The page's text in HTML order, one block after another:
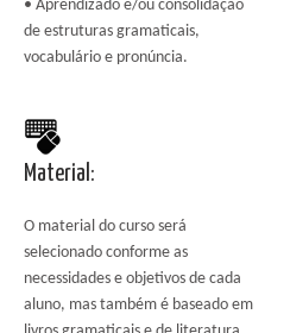
• Aprendizado e/ou consolidação
de estruturas gramaticais,
vocabulário e pronúncia.
Material:
O material do curso será
selecionado conforme as
necessidades e objetivos de cada
aluno, mas também é baseado em